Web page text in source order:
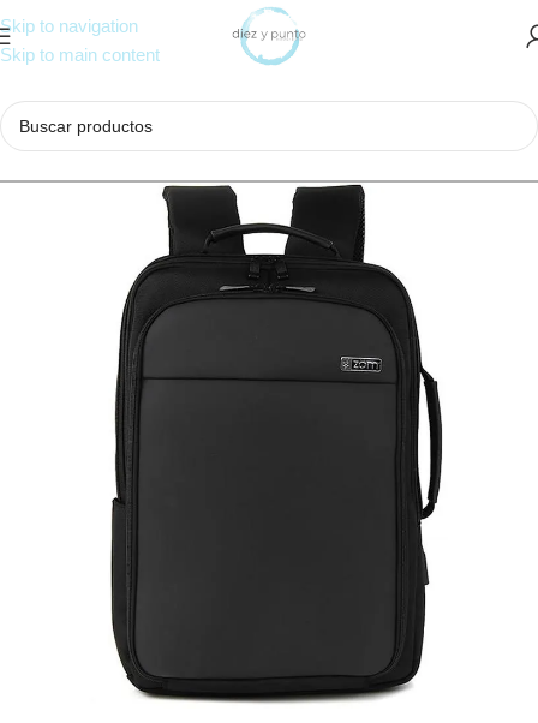
Skip to navigation
Skip to main content